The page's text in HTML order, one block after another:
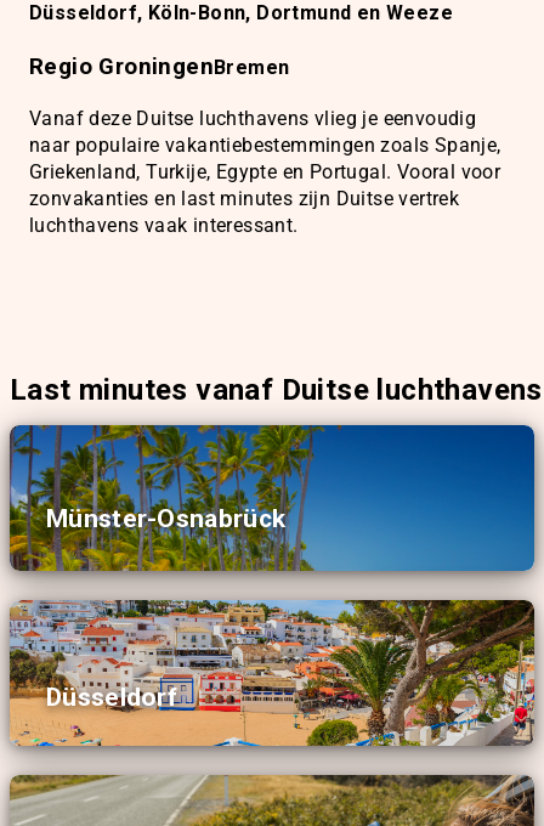
Düsseldorf, Köln-Bonn, Dortmund en Weeze
Regio GroningenBremen
Vanaf deze Duitse luchthavens vlieg je eenvoudig
naar populaire vakantiebestemmingen zoals Spanje,
Griekenland, Turkije, Egypte en Portugal. Vooral voor
zonvakanties en last minutes zijn Duitse vertrek
luchthavens vaak interessant.
Last minutes vanaf Duitse luchthavens
Münster-Osnabrück
Düsseldorf